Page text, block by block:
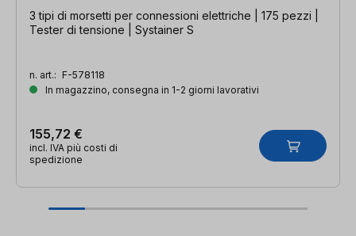
3 tipi di morsetti per connessioni elettriche | 175 pezzi |
Tester di tensione | Systainer S
n. art.: F-578118
In magazzino, consegna in 1-2 giorni lavorativi
155,72 €
incl. IVA più costi di
spedizione